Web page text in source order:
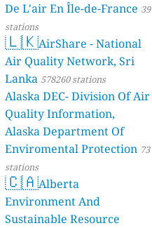
De L'air En Île-de-France 39
stations
🇱🇰AirShare - National
Air Quality Network, Sri
Lanka 578260 stations
Alaska DEC- Division Of Air
Quality Information,
Alaska Department Of
Enviromental Protection 73
stations
🇨🇦Alberta
Environment And
Sustainable Resource